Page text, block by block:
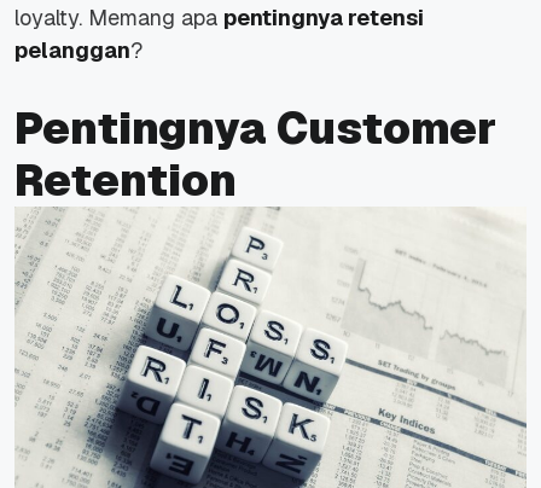
loyalty. Memang apa pentingnya retensi
pelanggan?
Pentingnya Customer
Retention